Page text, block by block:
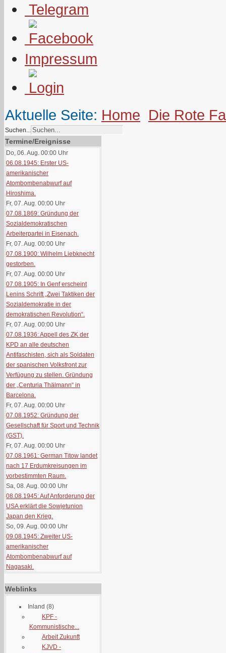
Impressum
Aktuelle Seite: Home Die Rote
Suchen...
Termine/Ereignisse
Do, 06. Aug. 00:00 Uhr
06.08.1945: Erster US-
amerikanischer
Atombombenabwurf auf
Hiroshima.
Fr, 07. Aug. 00:00 Uhr
07.08.1869: Gründung der
Sozialdemokratischen
Arbeiterpartei in Eisenach.
Fr, 07. Aug. 00:00 Uhr
07.08.1900: Wilhelm Liebknecht
gestorben.
Fr, 07. Aug. 00:00 Uhr
07.08.1905: In Genf erscheint
Lenins Schrift „Zwei Taktiken der
Sozialdemokratie in der
demokratischen Revolution“.
Fr, 07. Aug. 00:00 Uhr
07.08.1936: Appell des ZK der
KPD an alle deutschen
Antifaschisten, sich als Soldaten
der spanischen Volksfront zur
Verfügung zu stellen. Gründung
der „Centuria Thälmann“ in
Barcelona.
Fr, 07. Aug. 00:00 Uhr
07.08.1952: Gründung der
Gesellschaft für Sport und Technik
(GST).
Fr, 07. Aug. 00:00 Uhr
07.08.1961: German Titow landet
nach 17 Erdumkreisungen im
vorbestimmten Raum.
Sa, 08. Aug. 00:00 Uhr
08.08.1945: Auf Anforderung der
USA erklärt die Sowjetunion
Japan den Krieg.
So, 09. Aug. 00:00 Uhr
09.08.1945: Zweiter US-
amerikanischer
Atombombenabwurf auf
Nagasaki.
Weblinks
Inland (8)
KPF -
Kommunistische...
Arbeit Zukunft
KJVD -